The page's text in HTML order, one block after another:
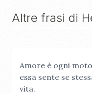
Altre frasi di
Amore è ogni
essa sente se
vita.